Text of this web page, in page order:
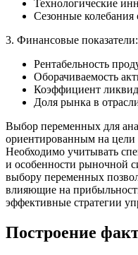
Технологические
Сезонные колебания
3. Финансовые показатели:
Рентабельность
Оборачиваемость
Коэффициент
Доля рынка в
Выбор переменных для
ориентированным на цели
Необходимо учитывать
и особенности рыночной
выбору переменных
влияющие на
эффективные стратегии
Построение